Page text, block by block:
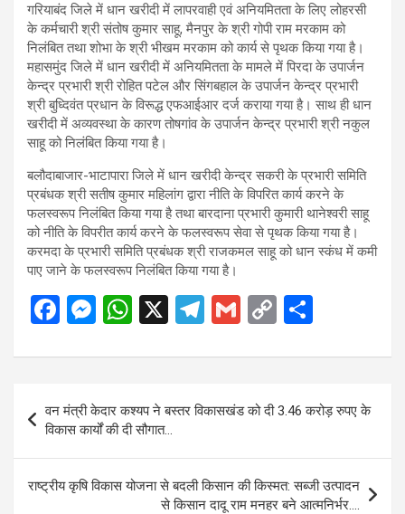
गरियाबंद जिले में धान खरीदी में लापरवाही एवं अनियमितता के लिए लोहरसी
के कर्मचारी श्री संतोष कुमार साहू, मैनपुर के श्री गोपी राम मरकाम को
निलंबित तथा शोभा के श्री भीखम मरकाम को कार्य से पृथक किया गया है।
महासमुंद जिले में धान खरीदी में अनियमितता के मामले में पिरदा के उपार्जन
केन्द्र प्रभारी श्री रोहित पटेल और सिंगबहाल के उपार्जन केन्द्र प्रभारी
श्री बुध्दिवंत प्रधान के विरूद्ध एफआईआर दर्ज कराया गया है। साथ ही धान
खरीदी में अव्यवस्था के कारण तोषगांव के उपार्जन केन्द्र प्रभारी श्री नकुल
साहू को निलंबित किया गया है।
बलौदाबाजार-भाटापारा जिले में धान खरीदी केन्द्र सकरी के प्रभारी समिति
प्रबंधक श्री सतीष कुमार महिलांग द्वारा नीति के विपरित कार्य करने के
फलस्वरूप निलंबित किया गया है तथा बारदाना प्रभारी कुमारी थानेश्वरी साहू
को नीति के विपरीत कार्य करने के फलस्वरूप सेवा से पृथक किया गया है।
करमदा के प्रभारी समिति प्रबंधक श्री राजकमल साहू को धान स्कंध में कमी
पाए जाने के फलस्वरूप निलंबित किया गया है।
F
ce
b
o
o
k
M
se
g
er
W
at
A
p
p
X
T
e
a
m
G
ail
C
py
Li
n
k
ar
e
navigation
वन मंत्री केदार कश्यप ने बस्तर विकासखंड को दी 3.46 करोड़ रुपए के
विकास कार्यों की दी सौगात…
राष्ट्रीय कृषि विकास योजना से बदली किसान की किस्मत: सब्जी उत्पादन
से किसान दादू राम मनहर बने आत्मनिर्भर….